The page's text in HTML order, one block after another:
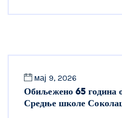
мај 9, 2026
Обиљежено 65 година
Средње школе